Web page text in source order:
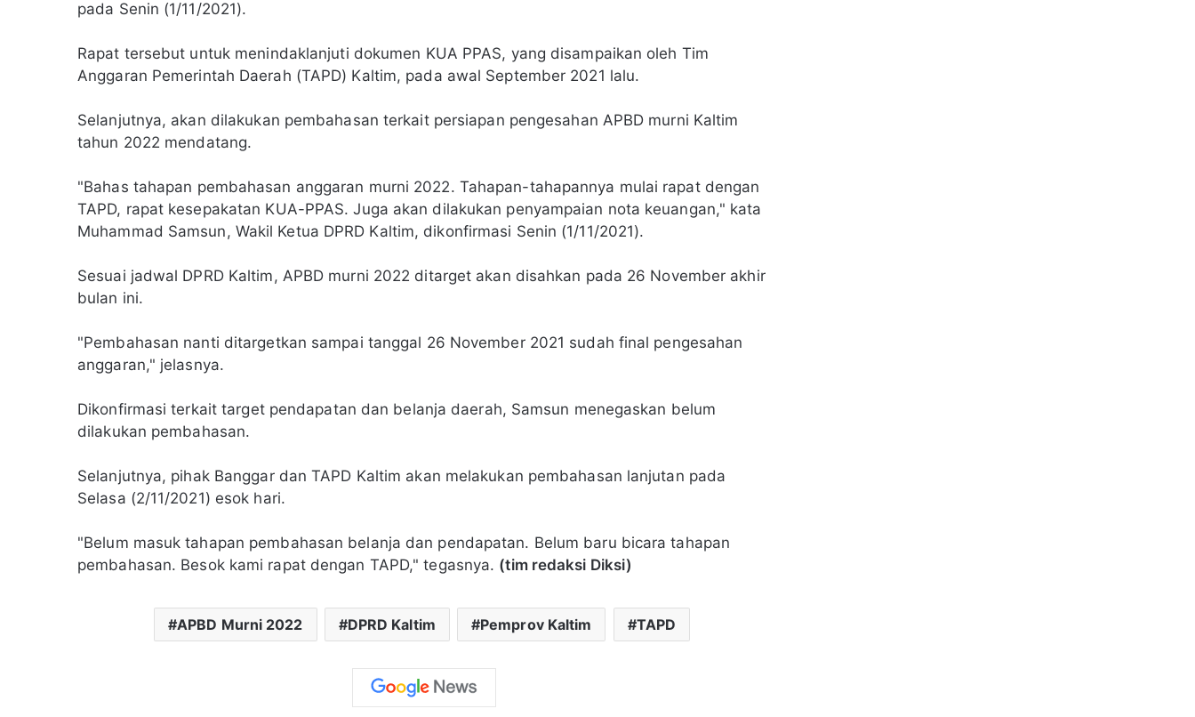
pada Senin (1/11/2021).
Rapat tersebut untuk menindaklanjuti dokumen KUA PPAS, yang disampaikan oleh Tim
Anggaran Pemerintah Daerah (TAPD) Kaltim, pada awal September 2021 lalu.
Selanjutnya, akan dilakukan pembahasan terkait persiapan pengesahan APBD murni Kaltim
tahun 2022 mendatang.
"Bahas tahapan pembahasan anggaran murni 2022. Tahapan-tahapannya mulai rapat dengan
TAPD, rapat kesepakatan KUA-PPAS. Juga akan dilakukan penyampaian nota keuangan," kata
Muhammad Samsun, Wakil Ketua DPRD Kaltim, dikonfirmasi Senin (1/11/2021).
Sesuai jadwal DPRD Kaltim, APBD murni 2022 ditarget akan disahkan pada 26 November akhir
bulan ini.
"Pembahasan nanti ditargetkan sampai tanggal 26 November 2021 sudah final pengesahan
anggaran," jelasnya.
Dikonfirmasi terkait target pendapatan dan belanja daerah, Samsun menegaskan belum
dilakukan pembahasan.
Selanjutnya, pihak Banggar dan TAPD Kaltim akan melakukan pembahasan lanjutan pada
Selasa (2/11/2021) esok hari.
"Belum masuk tahapan pembahasan belanja dan pendapatan. Belum baru bicara tahapan
pembahasan. Besok kami rapat dengan TAPD," tegasnya. (tim redaksi Diksi)
APBD Murni 2022 DPRD Kaltim Pemprov Kaltim TAPD